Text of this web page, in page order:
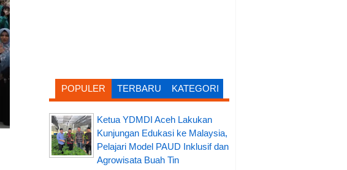
POPULER TERBARU KATEGORI
Ketua YDMDI Aceh Lakukan
Kunjungan Edukasi ke Malaysia,
Pelajari Model PAUD Inklusif dan
Agrowisata Buah Tin